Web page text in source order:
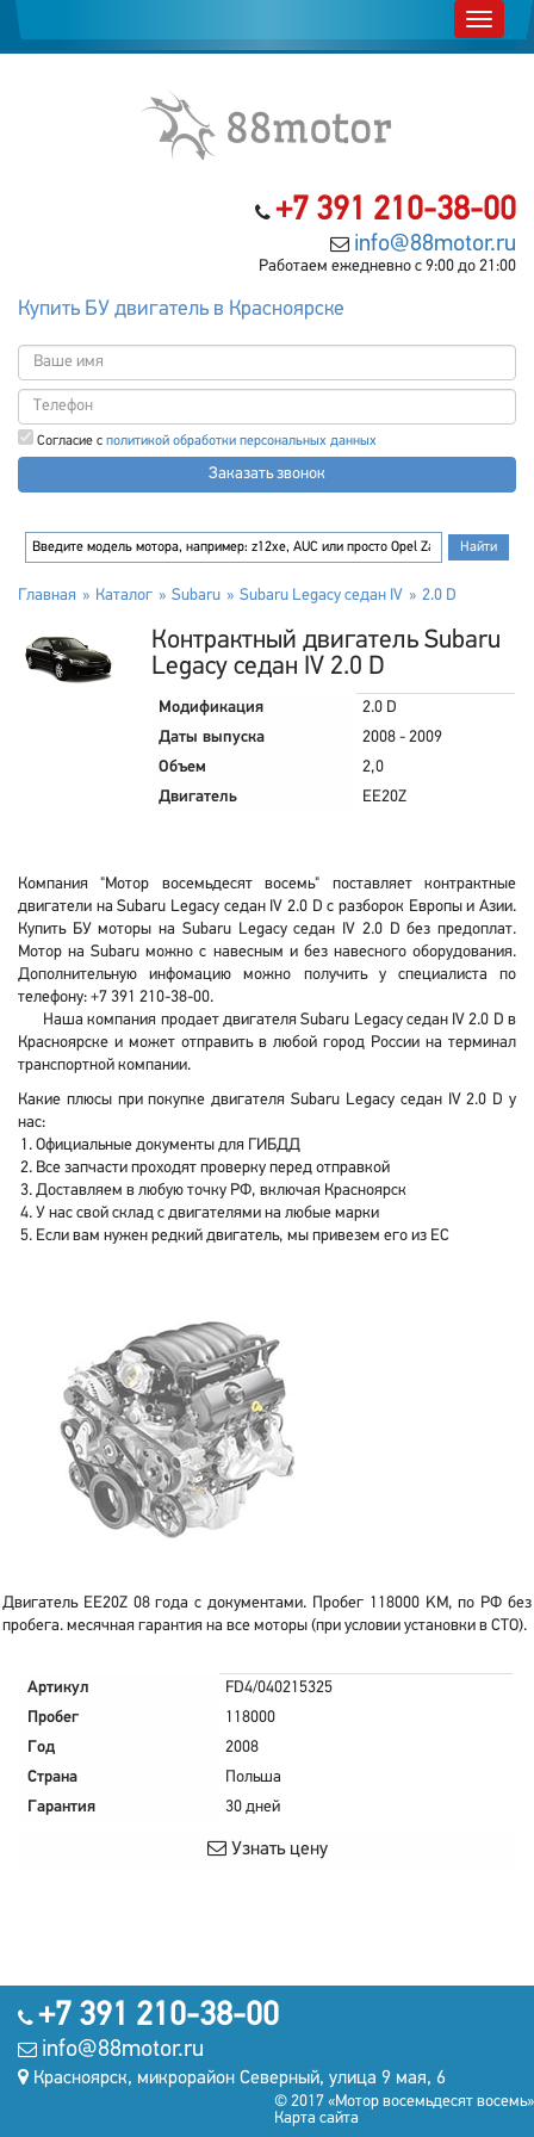
+7 391 210-38-00
info@88motor.ru
Работаем ежедневно с 9:00 до 21:00
Купить БУ двигатель в Красноярске
Согласие с политикой обработки персональных данных
Заказать звонок
Главная Каталог Subaru Subaru Legacy седан IV 2.0 D
Контрактный двигатель Subaru
Legacy седан IV 2.0 D
Модификация
2.0 D
Даты выпуска
2008 - 2009
Объем
2,0
Двигатель
EE20Z
Компания "Мотор восемьдесят восемь" поставляет контрактные
двигатели на Subaru Legacy седан IV 2.0 D с разборок Европы и Азии.
Купить БУ моторы на Subaru Legacy седан IV 2.0 D без предоплат.
Мотор на Subaru можно с навесным и без навесного оборудования.
Дополнительную инфомацию можно получить у специалиста по
телефону: +7 391 210-38-00.
Наша компания продает двигателя Subaru Legacy седан IV 2.0 D в
Красноярске и может отправить в любой город России на терминал
транспортной компании.
Какие плюсы при покупке двигателя Subaru Legacy седан IV 2.0 D у
нас:
Официальные документы для ГИБДД
Все запчасти проходят проверку перед отправкой
Доставляем в любую точку РФ, включая Красноярск
У нас свой склад с двигателями на любые марки
Если вам нужен редкий двигатель, мы привезем его из ЕС
Двигатель EE20Z 08 года с документами. Пробег 118000 KM, по РФ без
пробега. месячная гарантия на все моторы (при условии установки в СТО).
Артикул
FD4/040215325
Пробег
118000
Год
2008
Страна
Польша
Гарантия
30 дней
Узнать цену
+7 391 210-38-00
info@88motor.ru
Красноярск, микрорайон Северный, улица 9 мая, 6
© 2017 «Мотор восемьдесят восемь»
Карта сайта